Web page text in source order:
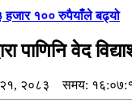
हजार १०० रुपैयाँले बढ्यो
पाणिनि वेद
२०८३ समय: